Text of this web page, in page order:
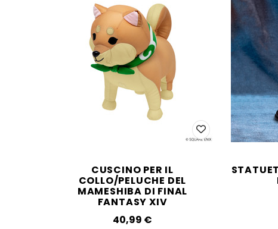
CUSCINO PER IL
COLLO/PELUCHE DEL
MAMESHIBA DI FINAL
FANTASY XIV
40,99‎ ‎€